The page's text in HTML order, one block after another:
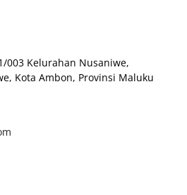
003 Kelurahan Nusaniwe,
Kota Ambon, Provinsi Maluku